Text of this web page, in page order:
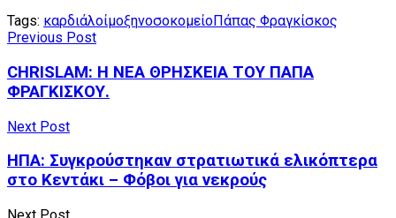
Tags: καρδιάλοίμοξηνοσοκομείοΠάπας Φραγκίσκος
Previous Post
CHRISLAM: Η ΝΕΑ ΘΡΗΣΚΕΙΑ ΤΟΥ ΠΑΠΑ
ΦΡΑΓΚΙΣΚΟΥ.
Next Post
ΗΠΑ: Συγκρούστηκαν στρατιωτικά ελικόπτερα
στο Κεντάκι – Φόβοι για νεκρούς